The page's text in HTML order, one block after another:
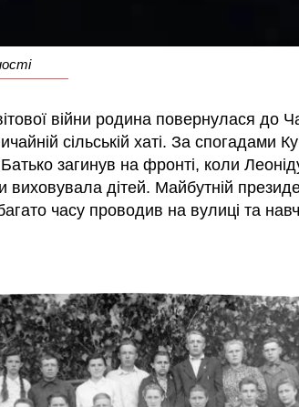
війни родина повернулася до
сільській хаті. За спогадами
загинув на фронті, коли
виховувала дітей. Майбутній
часу проводив на вулиці та